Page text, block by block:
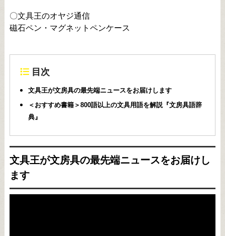
〇文具王のオヤジ通信
磁石ペン・マグネットペンケース
目次
文具王が文房具の最先端ニュースをお届けします
＜おすすめ書籍＞800語以上の文具用語を解説『文房具語辞
典』
文具王が文房具の最先端ニュースをお届けし
ます